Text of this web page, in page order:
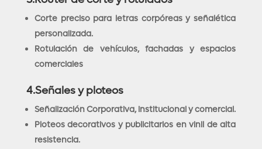
Corte preciso para letras corpóreas y señalética
personalizada.
Rotulación de vehículos, fachadas y espacios
comerciales
4.Señales y ploteos
Señalización Corporativa, institucional y comercial.
Ploteos decorativos y publicitarios en vinil de alta
resistencia.